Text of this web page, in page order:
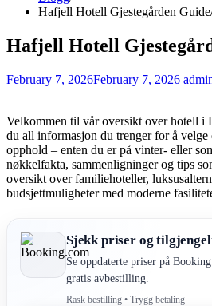
Hafjell Hotell Gjestegården Guide
Hafjell Hotell
February 7, 2026February 7, 2026
Velkommen til vår oversikt over hotell
du all informasjon du trenger for å velge
opphold – enten du er på vinter- eller
nøkkelfakta, sammenligninger og tips
oversikt over familiehoteller,
budsjettmuligheter med moderne
Sjekk priser og
Se oppdaterte priser på
gratis avbestilling.
Rask bestilling • Trygg betaling